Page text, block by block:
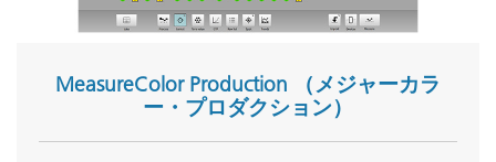
MeasureColor Production （メジャーカラ
ー・プロダクション）